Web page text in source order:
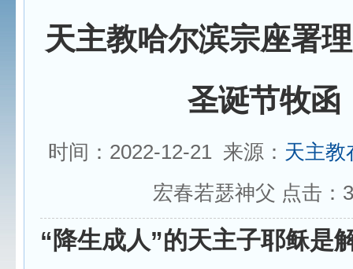
天主教哈尔滨宗座署
圣诞节牧函
时间：2022-12-21 来源： 天主教
宏春若瑟神父 点击：
“降生成人”的天主子耶稣是